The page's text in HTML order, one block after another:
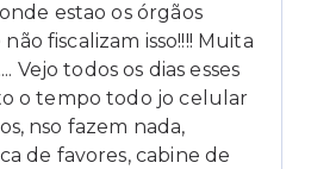
estao os órgãos
fiscalizam isso!!!! Muita
Vejo todos os dias esses
o tempo todo jo celular
nso fazem nada,
de favores, cabine de